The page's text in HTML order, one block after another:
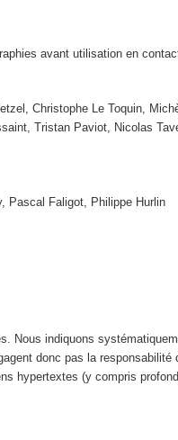
avant utilisation en
Christophe Le Toquin,
Tristan Paviot, Nicolas
Pascal Faligot, Philippe Hurlin
Nous indiquons
donc pas la responsabilité
hypertextes (y compris